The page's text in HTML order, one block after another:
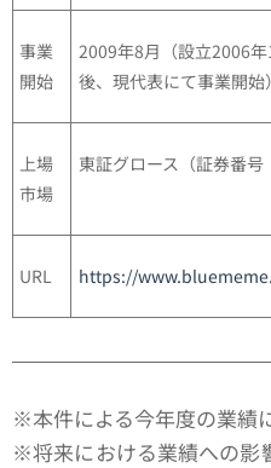
事業
開始
2009年8月（設立2006
後、現代表にて事業開始）
上場
市場
東証グロース（証券番号
URL https://
※本件による今年度の業績
※将来における業績への影